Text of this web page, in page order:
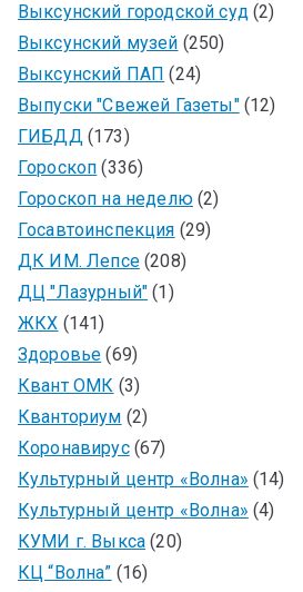
Выксунский городской суд(2)
Выксунский музей (250)
Выксунский ПАП (24)
Выпуски "Свежей Газеты"(12)
ГИБДД(173)
Гороскоп (336)
Гороскоп на неделю(2)
Госавтоинспекция (29)
ДК ИМ. Лепсе(208)
ДЦ "Лазурный" (1)
ЖКХ (141)
Здоровье (69)
Квант ОМК (3)
Кванториум (2)
Коронавирус(67)
Культурный центр «Волна» (14)
Культурный центр «Волна» (4)
КУМИ г. Выкса (20)
КЦ “Волна” (16)